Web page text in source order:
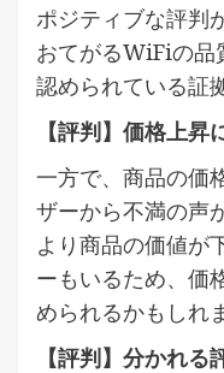
ポジティブな評判
おてがるWiFiの品
認められている証
【評判】価格上昇
一方で、商品の価
ザーから不満の声
より商品の価値が
ーもいるため、価
められるかもしれ
【評判】分かれる